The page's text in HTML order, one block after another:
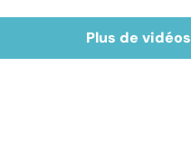
Plus de vidéos